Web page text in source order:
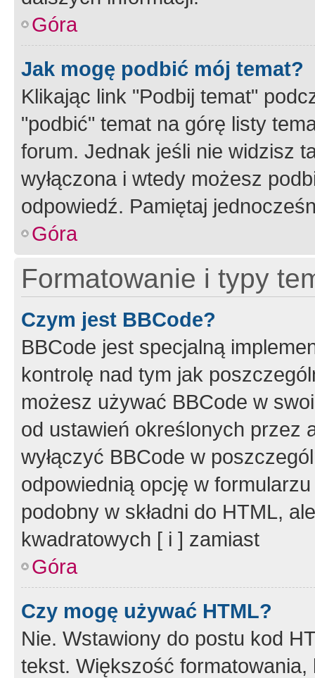
Góra
Jak mogę podbić mój temat?
Klikając link "Podbij temat"
"podbić" temat na górę listy
forum. Jednak jeśli nie widzisz
wyłączona i wtedy możesz
odpowiedź. Pamiętaj
Góra
Formatowanie i typy
Czym jest BBCode?
BBCode jest specjalną
kontrolę nad tym jak
możesz używać BBCode w
od ustawień określonych przez
wyłączyć BBCode w
odpowiednią opcję w
podobny w składni do HTML,
kwadratowych [ i ] zamiast
Góra
Czy mogę używać HTML?
Nie. Wstawiony do postu kod
tekst. Większość